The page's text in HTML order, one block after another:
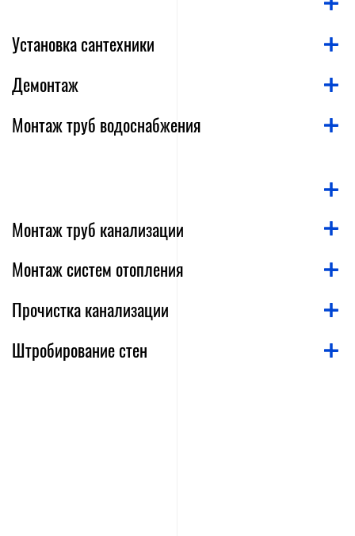
Установка сантехники
Демонтаж
Монтаж труб водоснабжения
Монтаж труб канализации
Монтаж систем отопления
Прочистка канализации
Штробирование стен